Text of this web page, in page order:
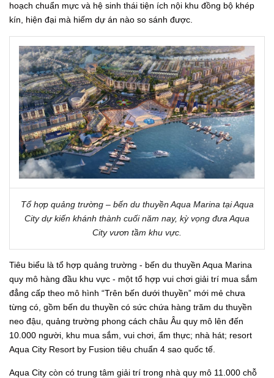
hoạch chuẩn mực và hệ sinh thái tiện ích nội khu đồng bộ khép
kín, hiện đại mà hiếm dự án nào so sánh được.
Tổ hợp quảng trường – bến du thuyền Aqua Marina tại Aqua
City dự kiến khánh thành cuối năm nay, kỳ vọng đưa Aqua
City vươn tầm khu vực.
Tiêu biểu là tổ hợp quảng trường - bến du thuyền Aqua Marina
quy mô hàng đầu khu vực - một tổ hợp vui chơi giải trí mua sắm
đẳng cấp theo mô hình “Trên bến dưới thuyền” mới mẻ chưa
từng có, gồm bến du thuyền có sức chứa hàng trăm du thuyền
neo đậu, quảng trường phong cách châu Âu quy mô lên đến
10.000 người, khu mua sắm, vui chơi, ẩm thực; nhà hát; resort
Aqua City Resort by Fusion tiêu chuẩn 4 sao quốc tế.
Aqua City còn có trung tâm giải trí trong nhà quy mô 11.000 chỗ